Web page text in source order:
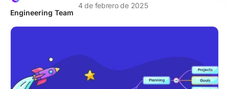
Engineering Team
4 de febrero de 2025